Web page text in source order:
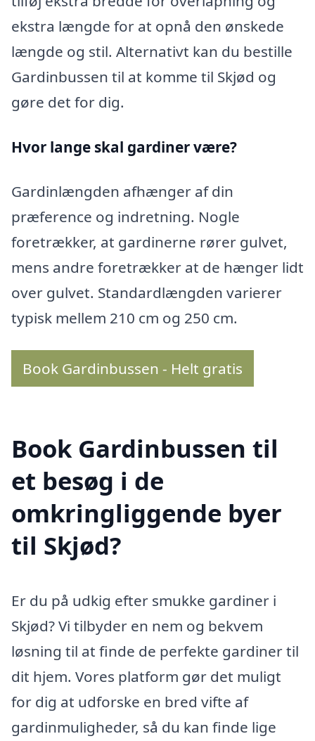
ekstra længde for at opnå den ønskede
længde og stil. Alternativt kan du bestille
Gardinbussen til at komme til Skjød og
gøre det for dig.
Hvor lange skal gardiner være?
Gardinlængden afhænger af din
præference og indretning. Nogle
foretrækker, at gardinerne rører gulvet,
mens andre foretrækker at de hænger lidt
over gulvet. Standardlængden varierer
typisk mellem 210 cm og 250 cm.
Book Gardinbussen - Helt gratis
Book Gardinbussen til
et besøg i de
omkringliggende byer
til Skjød?
Er du på udkig efter smukke gardiner i
Skjød? Vi tilbyder en nem og bekvem
løsning til at finde de perfekte gardiner til
dit hjem. Vores platform gør det muligt
for dig at udforske en bred vifte af
gardinmuligheder, så du kan finde lige